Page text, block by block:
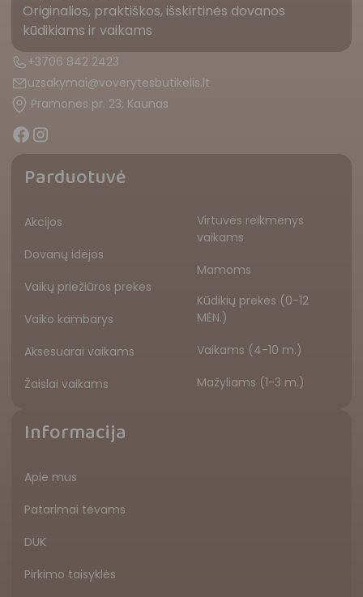
Originalios, praktiškos, išskirtinės dovanos
kūdikiams ir vaikams
+3706 842 2423
uzsakymai@voverytesbutikelis.lt
Pramonės pr. 23, Kaunas
Parduotuvė
Akcijos
Dovanų idėjos
Vaikų priežiūros prekės
Vaiko kambarys
Aksesuarai vaikams
Žaislai vaikams
Virtuvės reikmenys
vaikams
Mamoms
Kūdikių prekės (0-12
MĖN.)
Vaikams (4-10 m.)
Mažyliams (1-3 m.)
Informacija
Apie mus
Patarimai tėvams
DUK
Pirkimo taisyklės